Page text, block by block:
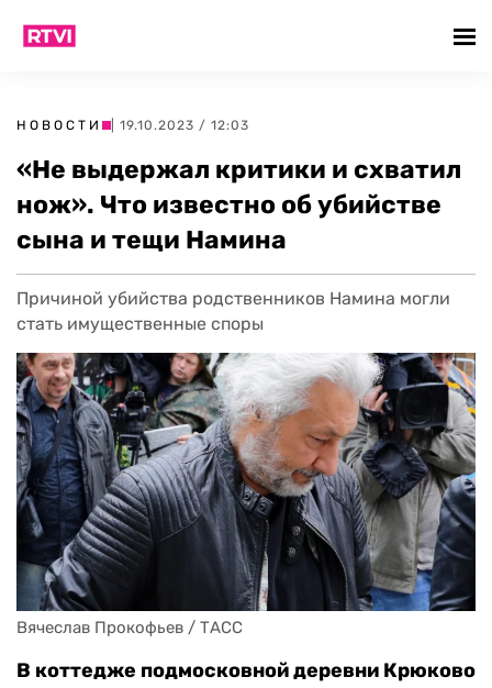
НОВОСТИ | 19.10.2023 / 12:03
«Не выдержал критики и схватил
нож». Что известно об убийстве
сына и тещи Намина
Причиной убийства родственников Намина могли
стать имущественные споры
Вячеслав Прокофьев / ТАСС
В коттедже подмосковной деревни Крюково